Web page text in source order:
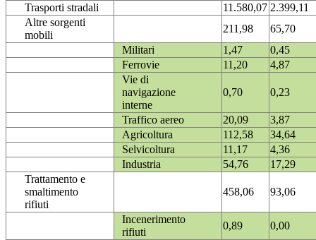
Trasporti stradali 11.580,07 2.399,11
Altre sorgenti
mobili
211,98
65,70
Militari
1,47
0,45
Ferrovie
11,20
4,87
Vie di
navigazione
interne
0,70 0,23
Traffico aereo 20,09
3,87
Agricoltura
112,58
34,64
Selvicoltura
11,17
4,36
Industria
54,76
17,29
Trattamento e
smaltimento
rifiuti
458,06 93,06
Incenerimento
rifiuti
0,89
0,00